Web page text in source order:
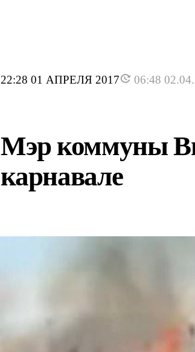
22:28 01 АПРЕЛЯ 2017 06:48
Мэр коммуны
карнавале